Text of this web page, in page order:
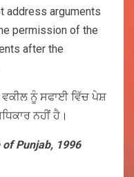
address arguments
permission of the
after the
ਵਕੀਲ ਨੂੰ ਸਫਾਈ ਵਿੱਚ ਪੇਸ਼
ਨਹੀਂ ਹੈ।
Punjab, 1996